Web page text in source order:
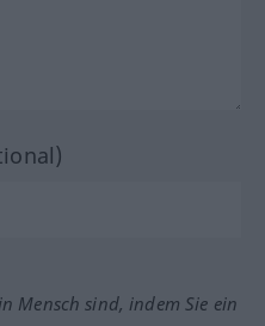
Mensch sind, indem Sie ein